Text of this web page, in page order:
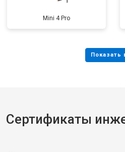
Mini 4 Pro
Сертификаты